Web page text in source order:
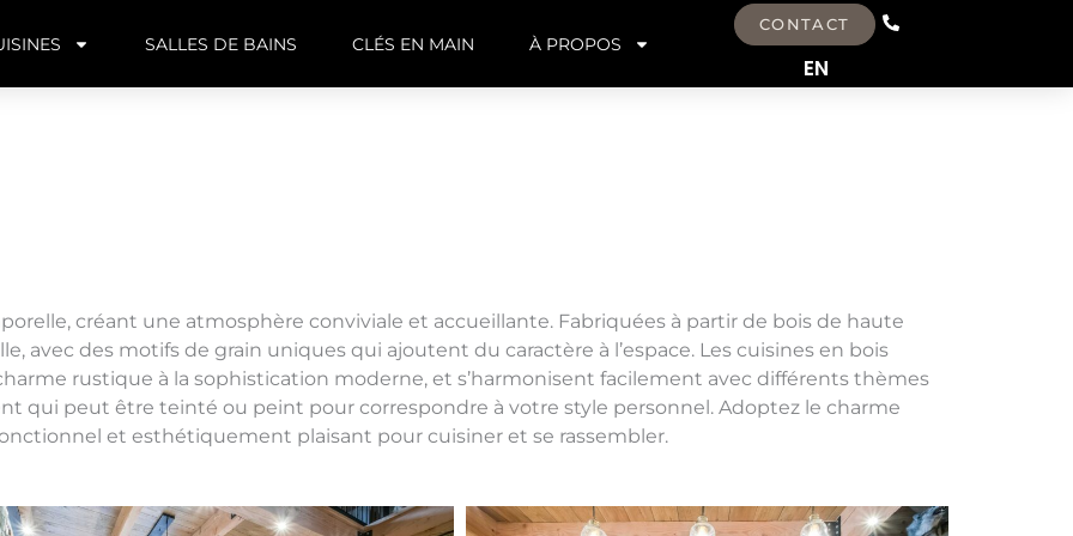
SALLES DE BAINS CLÉS EN MAIN À PROPOS
CONTACT
EN
créant une atmosphère conviviale et accueillante. Fabriquées à partir de bois de haute
avec des motifs de grain uniques qui ajoutent du caractère à l’espace. Les cuisines en bois
rustique à la sophistication moderne, et s’harmonisent facilement avec différents thèmes
qui peut être teinté ou peint pour correspondre à votre style personnel. Adoptez le charme
et esthétiquement plaisant pour cuisiner et se rassembler.